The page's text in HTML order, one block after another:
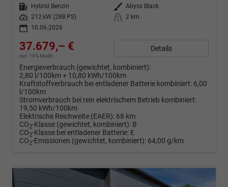
Kraftstoff
Hybrid Benzin Außenfarbe Abyss Black
Leistung
212 kW (288 PS) Kilometerstand
2 km
10.06.2026
37.679,– €
incl. 19% MwSt.
Details
Energieverbrauch (gewichtet, kombiniert):
2,80 l/100km + 10,80 kWh/100km
Kraftstoffverbrauch bei entladener Batterie kombiniert: 6,00
l/100km
Stromverbrauch bei rein elektrischem Betrieb kombiniert:
19,50 kWh/100km
Elektrische Reichweite (EAER): 68 km
CO2-Klasse (gewichtet, kombiniert): B
CO2-Klasse bei entladener Batterie: E
CO2-Emissionen (gewichtet, kombiniert): 64,00 g/km